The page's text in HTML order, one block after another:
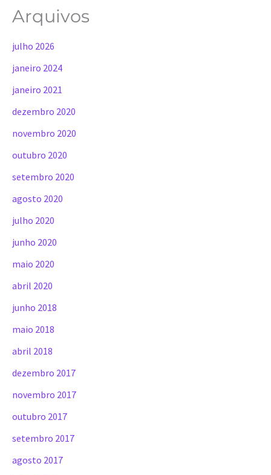
Arquivos
julho 2026
janeiro 2024
janeiro 2021
dezembro 2020
novembro 2020
outubro 2020
setembro 2020
agosto 2020
julho 2020
junho 2020
maio 2020
abril 2020
junho 2018
maio 2018
abril 2018
dezembro 2017
novembro 2017
outubro 2017
setembro 2017
agosto 2017